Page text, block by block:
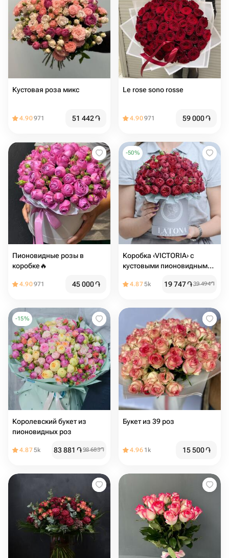
Кустовая роза микс
4.90971 51 442֏
Le rose sono rosse
4.90971 59 000֏
Пионовидные розы в
коробке🔥
4.90971 45 000֏
-50%
Коробка ‹VICTORIA› с
кустовыми пионовидными
4.875k 19 747֏39 494֏
-15%
Королевский букет из
пионовидных роз
4.875k 83 881 ֏98 683֏
Букет из 39 роз
4.96 1k 15 500֏